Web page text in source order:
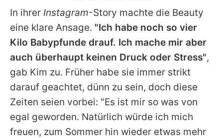
In ihrer Instagram-Story machte die Beauty
eine klare Ansage. "Ich habe noch so vier
Kilo Babypfunde drauf. Ich mache mir aber
auch überhaupt keinen Druck oder Stress",
gab Kim zu. Früher habe sie immer strikt
darauf geachtet, dünn zu sein, doch diese
Zeiten seien vorbei: "Es ist mir so was von
egal geworden. Natürlich würde ich mich
freuen, zum Sommer hin wieder etwas mehr